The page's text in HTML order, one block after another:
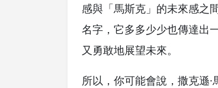
感與「馬斯克」的未來感之
名字，它多多少少也傳達出
又勇敢地展望未來。
所以，你可能會說，撒克遜